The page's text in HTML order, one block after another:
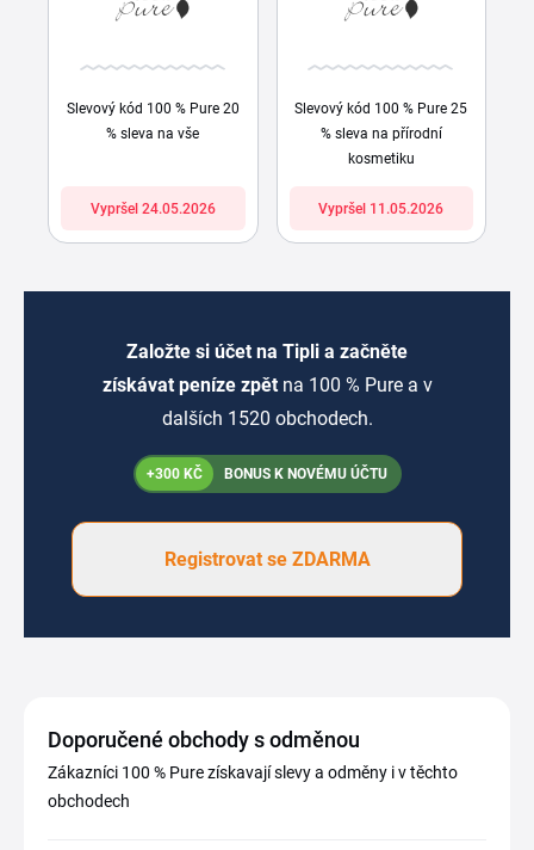
Slevový kód 100 % Pure 20
% sleva na vše
Vypršel 24.05.2026
Slevový kód 100 % Pure 25
% sleva na přírodní
kosmetiku
Vypršel 11.05.2026
Založte si účet na Tipli a začněte
získávat peníze zpět na 100 % Pure a v
dalších 1520 obchodech.
+300 KČ BONUS K NOVÉMU ÚČTU
Registrovat se ZDARMA
Doporučené obchody s odměnou
Zákazníci 100 % Pure získavají slevy a odměny i v těchto
obchodech